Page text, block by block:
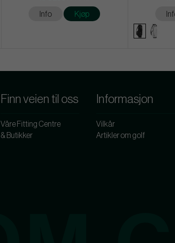
Info Kjøp
Finn veien til oss
Våre Fitting Centre
& Butikker
Informasjon
Vilkår
Artikler om golf